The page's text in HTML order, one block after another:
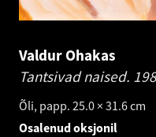
Valdur Ohakas
Tantsivad naised.
Õli, papp. 25.0 × 31.6 cm
Osalenud oksjonil